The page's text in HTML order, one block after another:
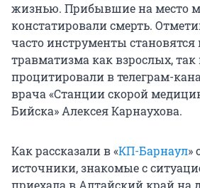
жизнью. Прибывшие на место
констатировали смерть.
часто инструменты
травматизма как взрослых, так
процитировали в телеграм-
врача «Станции скорой
Бийска» Алексея Карнаухова.
Как рассказали в «КП-Барнаул»
источники, знакомые с
приехала в Алтайский край на